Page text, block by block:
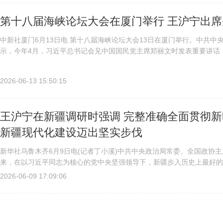
第十八届海峡论坛大会在厦门举行 王沪宁出
中新社厦门6月13日电 第十八届海峡论坛大会13日在厦门举行。中共中
示，今年4月，习近平总书记会见中国国民党主席郑丽文时发表重要讲
2026-06-13 15:50:15
王沪宁在新疆调研时强调 完整准确全面贯彻
新疆现代化建设迈出坚实步伐
新华社乌鲁木齐6月9日电(记者丁小溪)中共中央政治局常委、全国政协
来，在以习近平同志为核心的党中央坚强领导下，新疆步入历史上最好
良好局面。要深入贯彻落实党的二十届四中全会精神，贯彻落实习近平
2026-06-09 17:09:06